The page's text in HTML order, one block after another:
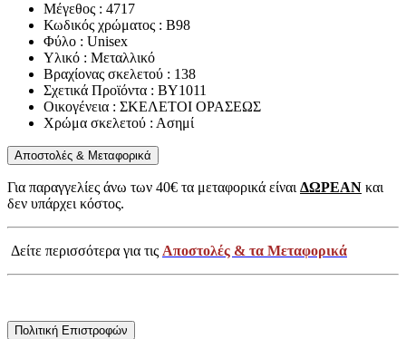
Μέγεθος : 4717
Κωδικός χρώματος : B98
Φύλο : Unisex
Υλικό : Μεταλλικό
Βραχίονας σκελετού : 138
Σχετικά Προϊόντα : BY1011
Οικογένεια : ΣΚΕΛΕΤΟΙ ΟΡΑΣΕΩΣ
Χρώμα σκελετού : Ασημί
Αποστολές & Μεταφορικά
Για παραγγελίες άνω των 40€ τα μεταφορικά είναιΔΩΡΕΑΝ και
δεν υπάρχει κόστος.
Δείτε περισσότερα για τις Αποστολές & τα Μεταφορικά
Πολιτική Επιστροφών